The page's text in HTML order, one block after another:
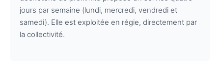
jours par semaine (lundi, mercredi, vendredi et
samedi). Elle est exploitée en régie, directement par
la collectivité.